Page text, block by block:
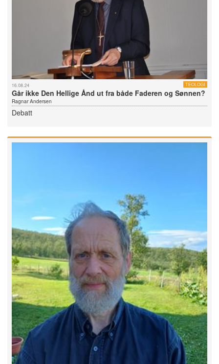
16.08.24 TEOLOGI
Går ikke Den Hellige Ånd ut fra både Faderen og Sønnen?
Ragnar Andersen
Debatt